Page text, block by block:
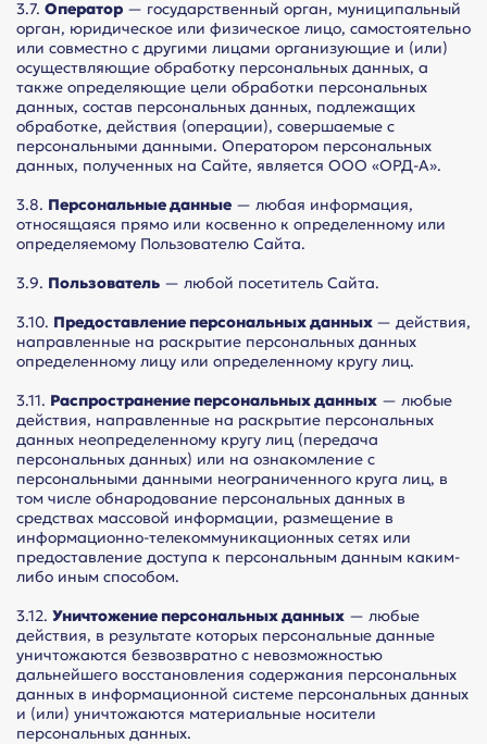
3.7. Оператор — государственный орган, муниципальный
орган, юридическое или физическое лицо, самостоятельно
или совместно с другими лицами организующие и (или)
осуществляющие обработку персональных данных, а
также определяющие цели обработки персональных
данных, состав персональных данных, подлежащих
обработке, действия (операции), совершаемые с
персональными данными. Оператором персональных
данных, полученных на Сайте, является ООО «ОРД-А».
3.8. Персональные данные — любая информация,
относящаяся прямо или косвенно к определенному или
определяемому Пользователю Сайта.
3.9. Пользователь — любой посетитель Сайта.
3.10. Предоставление персональных данных — действия,
направленные на раскрытие персональных данных
определенному лицу или определенному кругу лиц.
3.11. Распространение персональных данных — любые
действия, направленные на раскрытие персональных
данных неопределенному кругу лиц (передача
персональных данных) или на ознакомление с
персональными данными неограниченного круга лиц, в
том числе обнародование персональных данных в
средствах массовой информации, размещение в
информационно-телекоммуникационных сетях или
предоставление доступа к персональным данным каким-
либо иным способом.
3.12. Уничтожение персональных данных — любые
действия, в результате которых персональные данные
уничтожаются безвозвратно с невозможностью
дальнейшего восстановления содержания персональных
данных в информационной системе персональных данных
и (или) уничтожаются материальные носители
персональных данных.